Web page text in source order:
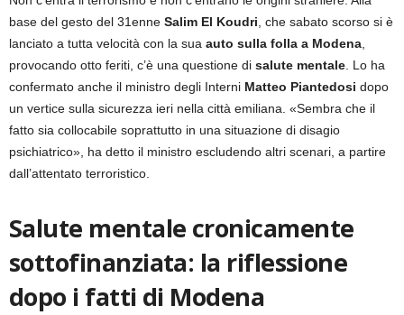
base del gesto del 31enne Salim El Koudri, che sabato scorso si è
lanciato a tutta velocità con la sua auto sulla folla a Modena,
provocando otto feriti, c’è una questione di salute mentale. Lo ha
confermato anche il ministro degli Interni Matteo Piantedosi dopo
un vertice sulla sicurezza ieri nella città emiliana. «Sembra che il
fatto sia collocabile soprattutto in una situazione di disagio
psichiatrico», ha detto il ministro escludendo altri scenari, a partire
dall’attentato terroristico.
Salute mentale cronicamente
sottofinanziata: la riflessione
dopo i fatti di Modena